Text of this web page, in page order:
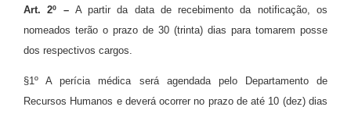
Art. 2º – A partir da data de recebimento da notificação, os
nomeados terão o prazo de 30 (trinta) dias para tomarem posse
dos respectivos cargos.
§1º A perícia médica será agendada pelo Departamento de
Recursos Humanos e deverá ocorrer no prazo de até 10 (dez) dias